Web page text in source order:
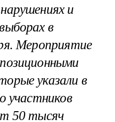
и
в
Мероприятие
указали в
участников
50 тысяч